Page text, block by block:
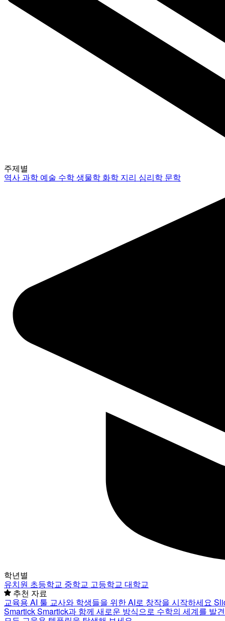
주제별
역사과학 예술 수학생물학 화학 지리 심리학 문학
학년별
유치원 초등학교 중학교 고등학교 대학교
추천 자료
교육용 AI 툴 교사와 학생들을 위한 AI로 창작을 시작하세요
SmartickSmartick과 함께 새로운 방식으로 수학의 세계를 발